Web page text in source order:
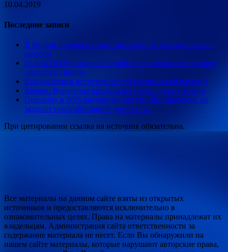
10.04.2019
Последние записи
В Индии начались самые масштабные парламентские
выборы
Генсек ООН призвал к возобновлению политического
диалога в Ливии
Благовещенск встретит гостей космической ракетой
Reuters: Венесуэла продолжает распродавать золото
Пошлину в 80% предлагает ввести Минпромторг на
экспорт необработанной древесины
При цитировании ссылка на источник обязательна.
Все материалы на данном сайте взяты из открытых
источников и предоставляются исключительно в
ознакомительных целях. Права на материалы принадлежат их
владельцам. Администрация сайта ответственности за
содержание материала не несет. Если Вы обнаружили на
нашем сайте материалы, которые нарушают авторские права,